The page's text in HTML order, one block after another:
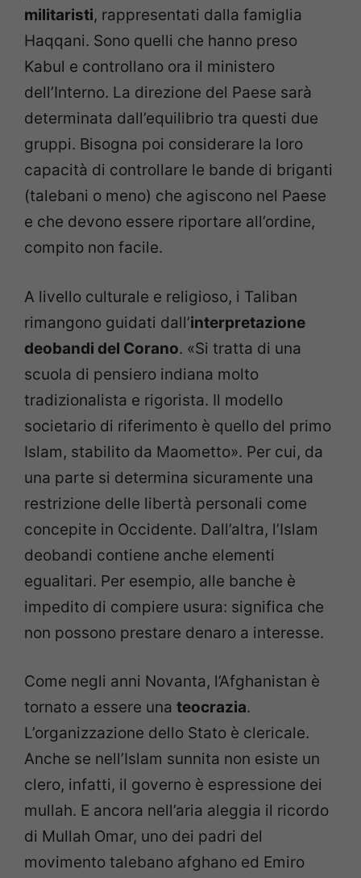
militaristi, rappresentati dalla famiglia
Haqqani. Sono quelli che hanno preso
Kabul e controllano ora il ministero
dell’Interno. La direzione del Paese sarà
determinata dall’equilibrio tra questi due
gruppi. Bisogna poi considerare la loro
capacità di controllare le bande di briganti
(talebani o meno) che agiscono nel Paese
e che devono essere riportare all’ordine,
compito non facile.
A livello culturale e religioso, i Taliban
rimangono guidati dall’interpretazione
deobandi del Corano. «Si tratta di una
scuola di pensiero indiana molto
tradizionalista e rigorista. Il modello
societario di riferimento è quello del primo
Islam, stabilito da Maometto». Per cui, da
una parte si determina sicuramente una
restrizione delle libertà personali come
concepite in Occidente. Dall’altra, l’Islam
deobandi contiene anche elementi
egualitari. Per esempio, alle banche è
impedito di compiere usura: significa che
non possono prestare denaro a interesse.
Come negli anni Novanta, l’Afghanistan è
tornato a essere una teocrazia.
L’organizzazione dello Stato è clericale.
Anche se nell’Islam sunnita non esiste un
clero, infatti, il governo è espressione dei
mullah. E ancora nell’aria aleggia il ricordo
di Mullah Omar, uno dei padri del
movimento talebano afghano ed Emiro